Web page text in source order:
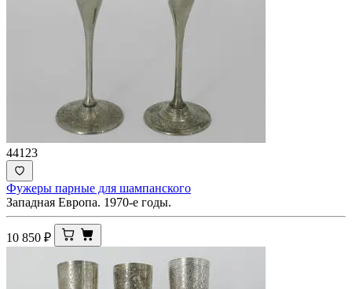
44123
Фужеры парные для шампанского
Западная Европа. 1970-е годы.
10 850 ₽